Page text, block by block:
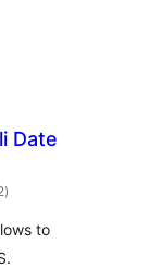
Date
toplam
puan
)
to